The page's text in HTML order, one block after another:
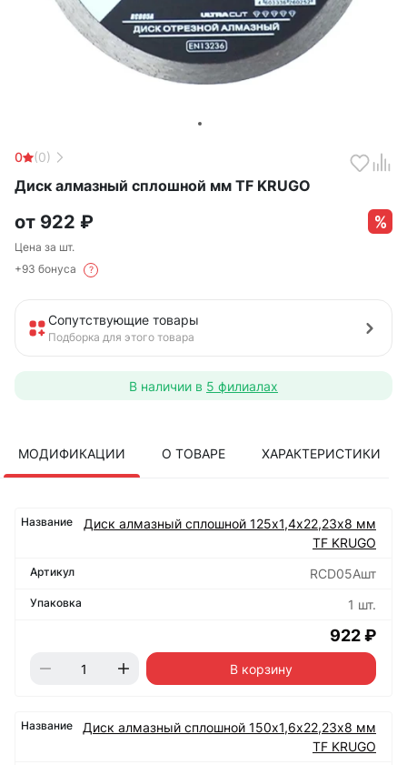
0 (0)
Диск алмазный сплошной мм TF KRUGO
от 922 ₽
Цена за шт.
+93 бонуса
?
Сопутствующие товары
Подборка для этого товара
В наличии в 5 филиалах
МОДИФИКАЦИИ О ТОВАРЕ ХАРАКТЕРИСТИКИ
Диск алмазный сплошной 125х1,4х22,23х8 мм
TF KRUGO
RCD05Aшт
1 шт.
922 ₽
В корзину
Диск алмазный сплошной 150х1,6х22,23х8 мм
TF KRUGO